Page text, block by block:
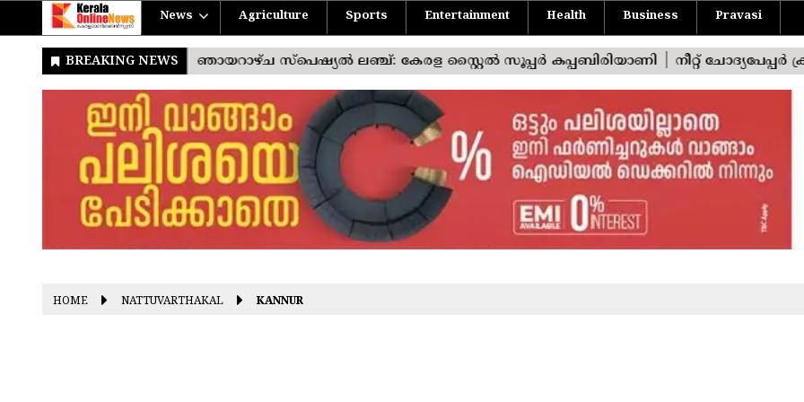
News Agriculture Sports Entertainment Health Business Pravasi
HOME NATTUVARTHAKAL KANNUR